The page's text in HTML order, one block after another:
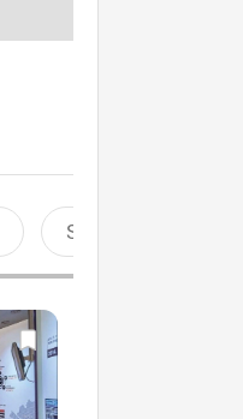
Sports aquatiques